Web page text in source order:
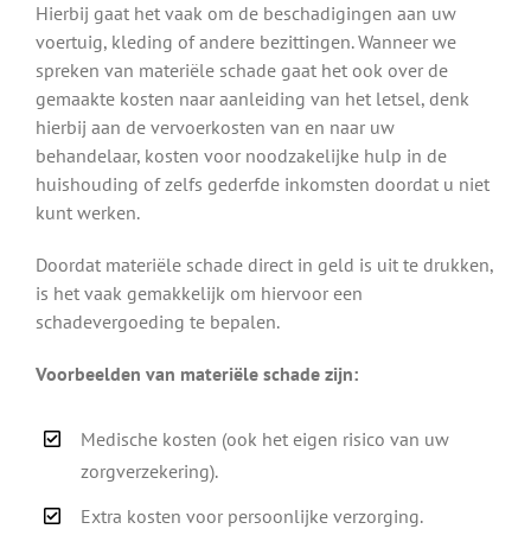
Hierbij gaat het vaak om de beschadigingen aan uw
voertuig, kleding of andere bezittingen. Wanneer we
spreken van materiële schade gaat het ook over de
gemaakte kosten naar aanleiding van het letsel, denk
hierbij aan de vervoerkosten van en naar uw
behandelaar, kosten voor noodzakelijke hulp in de
huishouding of zelfs gederfde inkomsten doordat u niet
kunt werken.
Doordat materiële schade direct in geld is uit te drukken,
is het vaak gemakkelijk om hiervoor een
schadevergoeding te bepalen.
Voorbeelden van materiële schade zijn:
Medische kosten (ook het eigen risico van uw
zorgverzekering).
Extra kosten voor persoonlijke verzorging.